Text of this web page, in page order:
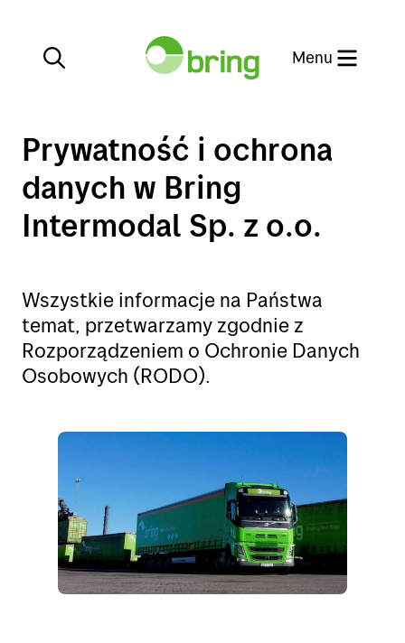
Zamknij
Menu
Transport drogowy
Transport kolejowy
Transport intermodalny
Kierunki
Obsługa klienta
Obsługa klienta
Praca w Bring
My profile
My Bring profile
Prywatność i ochrona
danych w Bring
Intermodal Sp. z o.o.
Wszystkie informacje na Państwa
temat, przetwarzamy zgodnie z
Rozporządzeniem o Ochronie Danych
Osobowych (RODO).